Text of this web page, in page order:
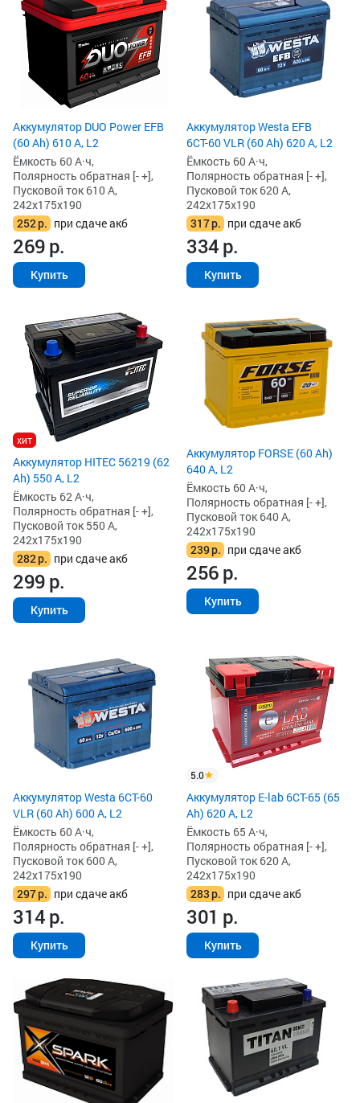
Аккумулятор DUO Power EFB
(60 Ah) 610 А, L2
Ёмкость 60 А·ч,
Полярность обратная [- +],
Пусковой ток 610 А,
242x175x190
252р. при сдаче акб
269р.
Купить
Аккумулятор Westa EFB
6СТ-60 VLR (60 Ah) 620 А, L2
Ёмкость 60 А·ч,
Полярность обратная [- +],
Пусковой ток 620 А,
242x175x190
317р. при сдаче акб
334р.
Купить
хит
Аккумулятор HITEC 56219 (62
Ah) 550 А, L2
Ёмкость 62 А·ч,
Полярность обратная [- +],
Пусковой ток 550 А,
242x175x190
282р. при сдаче акб
299р.
Купить
Аккумулятор FORSE (60 Ah)
640 А, L2
Ёмкость 60 А·ч,
Полярность обратная [- +],
Пусковой ток 640 А,
242x175x190
239р. при сдаче акб
256р.
Купить
Аккумулятор Westa 6СТ-60
VLR (60 Ah) 600 А, L2
Ёмкость 60 А·ч,
Полярность обратная [- +],
Пусковой ток 600 А,
242x175x190
297р. при сдаче акб
314р.
Купить
5.0
Аккумулятор E-lab 6СТ-65 (65
Ah) 620 А, L2
Ёмкость 65 А·ч,
Полярность обратная [- +],
Пусковой ток 620 А,
242x175x190
283р. при сдаче акб
301 р.
Купить